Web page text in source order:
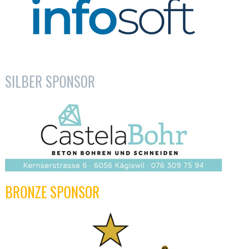
SILBER SPONSOR
BRONZE SPONSOR